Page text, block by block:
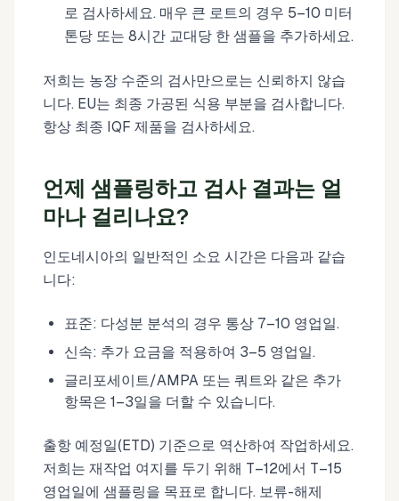
로 검사하세요. 매우 큰 로트의 경우 5–10 미터
톤당 또는 8시간 교대당 한 샘플을 추가하세요.
저희는 농장 수준의 검사만으로는 신뢰하지 않습
니다. EU는 최종 가공된 식용 부분을 검사합니다.
항상 최종 IQF 제품을 검사하세요.
언제 샘플링하고 검사 결과는 얼
마나 걸리나요?
인도네시아의 일반적인 소요 시간은 다음과 같습
니다:
표준: 다성분 분석의 경우 통상 7–10 영업일.
신속: 추가 요금을 적용하여 3–5 영업일.
글리포세이트/AMPA 또는 쿼트와 같은 추가
항목은 1–3일을 더할 수 있습니다.
출항 예정일(ETD) 기준으로 역산하여 작업하세요.
저희는 재작업 여지를 두기 위해 T–12에서 T–15
영업일에 샘플링을 목표로 합니다. 보류-해제